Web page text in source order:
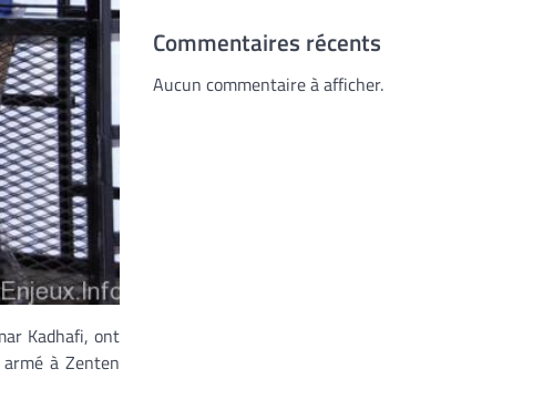
Kadhafi, ont
à Zenten
Commentaires récents
Aucun commentaire à afficher.